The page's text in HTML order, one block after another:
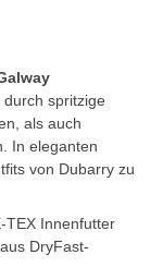
spritzige
als auch
In eleganten
von Dubarry zu
TEX Innenfutter
DryFast-